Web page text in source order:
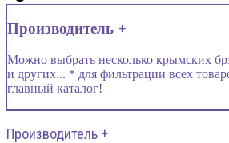
Производитель +
Можно выбрать несколько крымских
и других... * для фильтрации всех
главный каталог!
Производитель +